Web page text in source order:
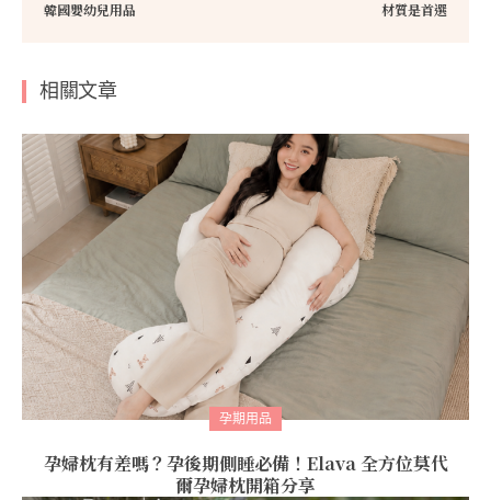
韓國嬰幼兒用品
材質是首選
相關文章
孕期用品
孕婦枕有差嗎？孕後期側睡必備！Elava 全方位莫代
爾孕婦枕開箱分享